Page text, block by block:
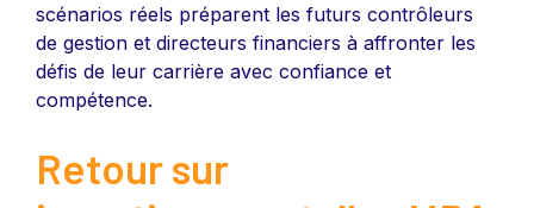
scénarios réels préparent les futurs contrôleurs
de gestion et directeurs financiers à affronter les
défis de leur carrière avec confiance et
compétence.
Retour sur